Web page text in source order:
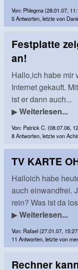
Von: Phlegma (28.01.07,
5 Antworten, letzte von
Festplatte
an!
Hallo,ich habe mir
Internet gekauft.
ist er dann auch...
▶Weiterlesen...
Von: Patrick C. (08.07.06,
8 Antworten, letzte von
TV KARTE
Halloich habe
auch einwandfrei.
rein? Was ist da
▶Weiterlesen...
Von: Rafael (27.01.07,
11 Antworten, letzte von
Rechner